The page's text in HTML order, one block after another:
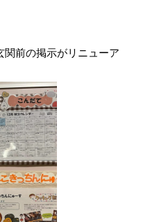
前の掲示がリニューア